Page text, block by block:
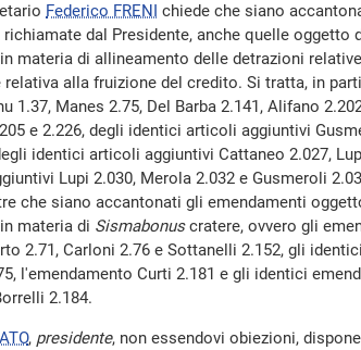
Federico FRENI chiede che siano
dal Presidente, anche quelle oggetto
materia di allineamento delle detrazioni
alla fruizione del credito. Si tratta, in
1.37, Manes 2.75, Del Barba 2.141, Alifano
e 2.226, degli identici articoli aggiuntivi
identici articoli aggiuntivi Cattaneo 2.027,
Lupi 2.030, Merola 2.032 e Gusmeroli
che siano accantonati gli emendamenti
materia di Sismabonuscratere, ovvero gli
2.71, Carloni 2.76 e Sottanelli 2.152, gli
l'emendamento Curti 2.181 e gli identici
2.184.
, presidente, non essendovi obiezioni,